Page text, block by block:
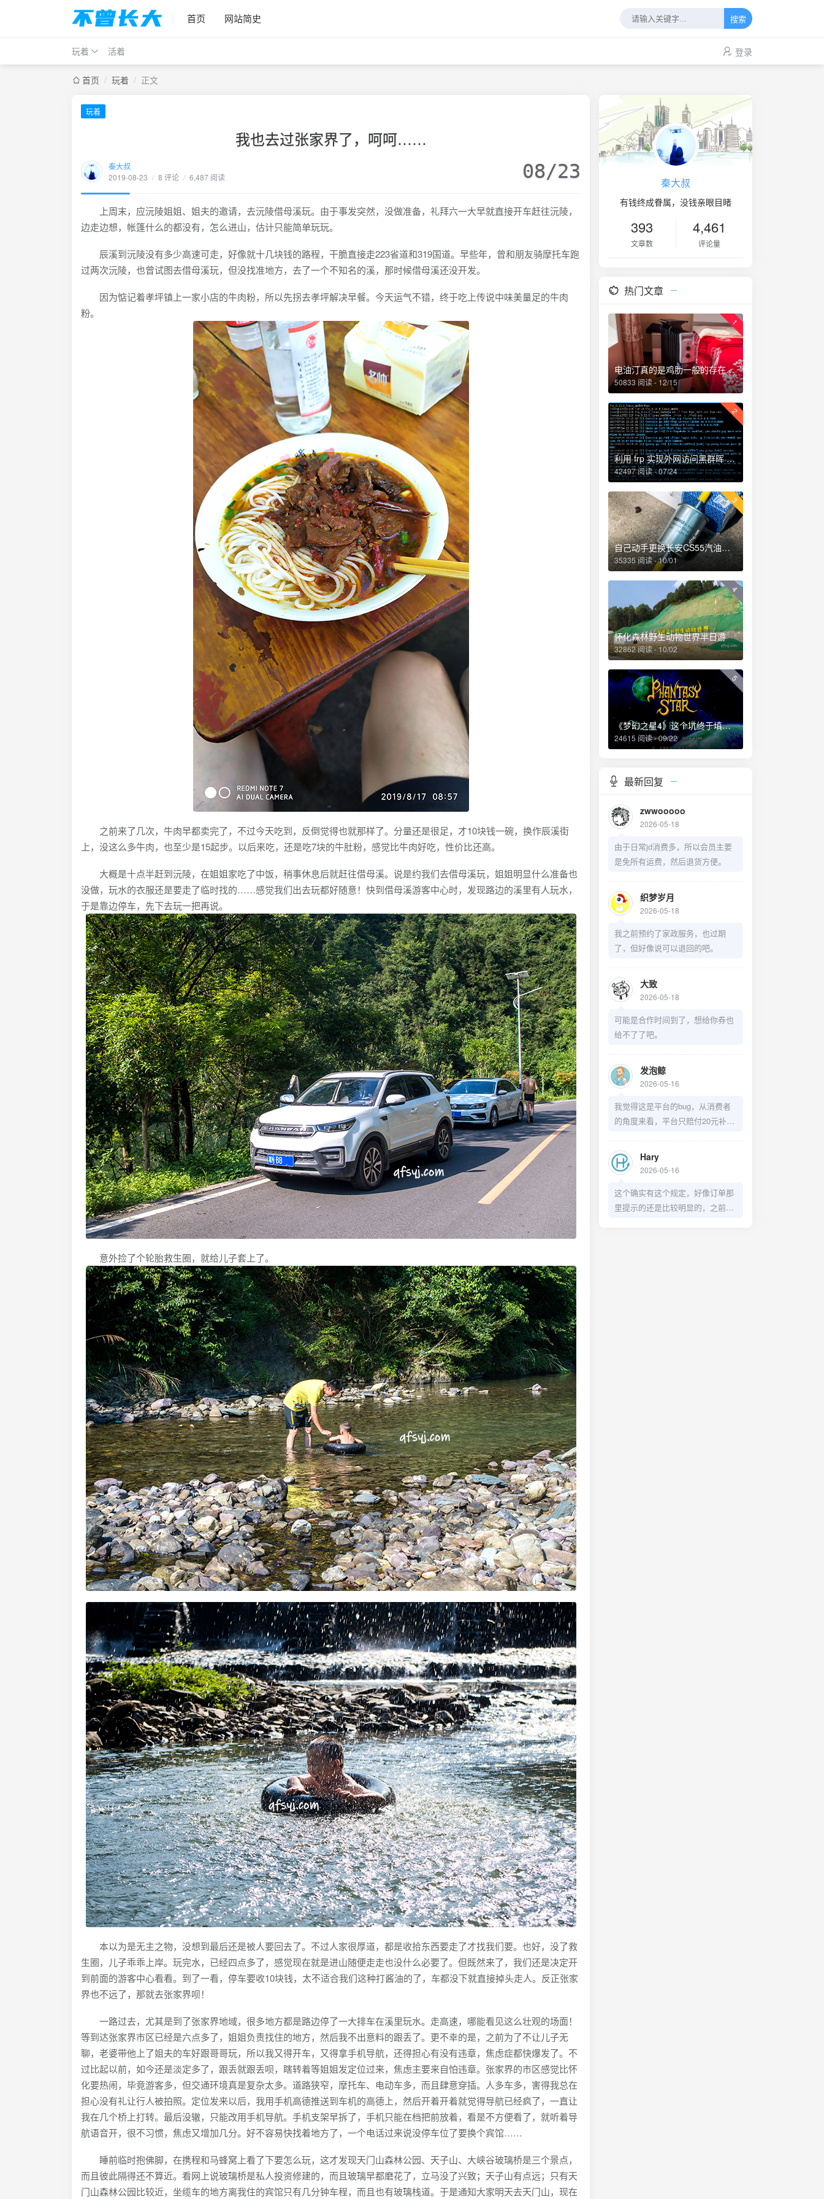
首页 网站简史 搜索
玩着 活着 登录
首页 / 玩着 / 正文
玩着
我也去过张家界了，呵呵……
秦大叔
2019-08-23 / 8 评论 / 6,487 阅读 08/23
上周末，应沅陵姐姐、姐夫的邀请，去沅陵借母溪玩。由于事发突然，没做准备，礼拜六一大早就直接开车赶往沅陵，
边走边想，帐篷什么的都没有，怎么进山，估计只能简单玩玩。
辰溪到沅陵没有多少高速可走，好像就十几块钱的路程，干脆直接走223省道和319国道。早些年，曾和朋友骑摩托车跑
过两次沅陵，也曾试图去借母溪玩，但没找准地方，去了一个不知名的溪，那时候借母溪还没开发。
因为惦记着孝坪镇上一家小店的牛肉粉，所以先拐去孝坪解决早餐。今天运气不错，终于吃上传说中味美量足的牛肉
粉。
之前来了几次，牛肉早都卖完了，不过今天吃到，反倒觉得也就那样了。分量还是很足，才10块钱一碗，换作辰溪街
上，没这么多牛肉，也至少是15起步。以后来吃，还是吃7块的牛肚粉，感觉比牛肉好吃，性价比还高。
大概是十点半赶到沅陵，在姐姐家吃了中饭，稍事休息后就赶往借母溪。说是约我们去借母溪玩，姐姐明显什么准备也
没做，玩水的衣服还是要走了临时找的……感觉我们出去玩都好随意！快到借母溪游客中心时，发现路边的溪里有人玩水，
于是靠边停车，先下去玩一把再说。
意外捡了个轮胎救生圈，就给儿子套上了。
本以为是无主之物，没想到最后还是被人要回去了。不过人家很厚道，都是收拾东西要走了才找我们要。也好，没了救
生圈，儿子乖乖上岸。玩完水，已经四点多了，感觉现在就是进山随便走走也没什么必要了。但既然来了，我们还是决定开
到前面的游客中心看看。到了一看，停车要收10块钱，太不适合我们这种打酱油的了，车都没下就直接掉头走人。反正张家
界也不远了，那就去张家界呗！
一路过去，尤其是到了张家界地域，很多地方都是路边停了一大排车在溪里玩水。走高速，哪能看见这么壮观的场面！
等到达张家界市区已经是六点多了，姐姐负责找住的地方，然后我不出意料的跟丢了。更不幸的是，之前为了不让儿子无
聊，老婆带他上了姐夫的车好跟哥哥玩，所以我又得开车，又得拿手机导航，还得担心有没有违章，焦虑症都快爆发了。不
过比起以前，如今还是淡定多了，跟丢就跟丢呗，瞎转着等姐姐发定位过来，焦虑主要来自怕违章。张家界的市区感觉比怀
化要热闹，毕竟游客多，但交通环境真是复杂太多。道路狭窄，摩托车、电动车多，而且肆意穿插。人多车多，害得我总在
担心没有礼让行人被拍照。定位发来以后，我用手机高德推送到车机的高德上，然后开着开着就觉得导航已经疯了，一直让
我在几个桥上打转。最后没辙，只能改用手机导航。手机支架早拆了，手机只能在档把前放着，看是不方便看了，就听着导
航语音开，很不习惯，焦虑又增加几分。好不容易快找着地方了，一个电话过来说没停车位了要换个宾馆……
睡前临时抱佛脚，在携程和马蜂窝上看了下要怎么玩，这才发现天门山森林公园、天子山、大峡谷玻璃桥是三个景点，
而且彼此隔得还不算近。看网上说玻璃桥是私人投资修建的，而且玻璃早都磨花了，立马没了兴致；天子山有点远；只有天
门山森林公园比较近，坐缆车的地方离我住的宾馆只有几分钟车程，而且也有玻璃栈道。于是通知大家明天去天门山，现在
秦大叔
有钱终成眷属，没钱亲眼目睹
393
文章数
4,461
评论量
热门文章
1
电油汀真的是鸡肋一般的存在，累觉不爱！
50833 阅读 - 12/15
2
利用 frp 实现外网访问黑群晖 NAS
42497 阅读 - 07/24
3
自己动手更换长安CS55汽油滤芯、机油和机油滤芯
35335 阅读 - 10/01
4
怀化森林野生动物世界半日游
32862 阅读 - 10/02
5
《梦幻之星4》这个坑终于填上了！
24615 阅读 - 09/22
最新回复
zwwooooo
2026-05-18
由于日常jd消费多，所以会员主要
是免所有运费，然后退货方便。
织梦岁月
2026-05-18
我之前预约了家政服务，也过期
了，但好像说可以退回的吧。
大致
2026-05-18
可能是合作时间到了，想给你券也
给不了了吧。
发泡鲸
2026-05-16
我觉得这是平台的bug，从消费者
的角度来看，平台只赔付20元补偿
了。
Hary
2026-05-16
这个确实有这个规定，好像订单那
里提示的还是比较明显的，之前我